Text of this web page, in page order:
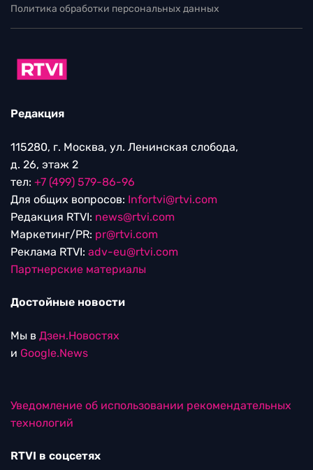
Политика обработки персональных данных
Редакция
115280, г. Москва, ул. Ленинская слобода,
д. 26, этаж 2
тел: +7 (499) 579-86-96
Для общих вопросов: Infortvi@rtvi.com
Редакция RTVI: news@rtvi.com
Маркетинг/PR: pr@rtvi.com
Реклама RTVI: adv-eu@rtvi.com
Партнерские материалы
Достойные новости
Мы в Дзен.Новостях
и Google.News
Уведомление об использовании рекомендательных
технологий
RTVI в соцсетях